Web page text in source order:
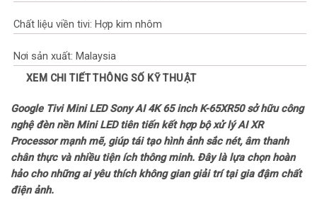
Chất liệu viền tivi: Hợp kim nhôm
Nơi sản xuất: Malaysia
Công nghệ hình ảnh
Công nghệ hình ảnh: Tăng cường tương phản XR Contrast
Booster 10
– HLG
XEM CHI TIẾT THÔNG SỐ KỸ THUẬT
Google Tivi Mini LED Sony AI 4K 65 inch K-65XR50 sở hữu công
nghệ đèn nền Mini LED tiên tiến kết hợp bộ xử lý AI XR
Processor mạnh mẽ, giúp tái tạo hình ảnh sắc nét, âm thanh
chân thực và nhiều tiện ích thông minh. Đây là lựa chọn hoàn
hảo cho những ai yêu thích không gian giải trí tại gia đậm chất
điện ảnh.